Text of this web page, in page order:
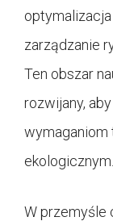
zarządzanie
Ten obszar
rozwijany,
wymaganiom
ekologicznym.
W przemyśle